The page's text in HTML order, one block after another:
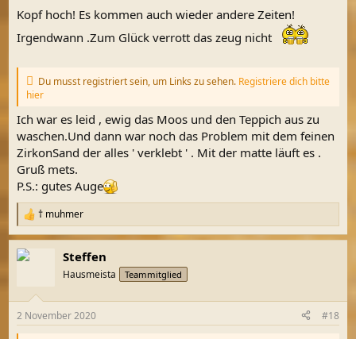
Kopf hoch! Es kommen auch wieder andere Zeiten!
Irgendwann .Zum Glück verrott das zeug nicht
Du musst registriert sein, um Links zu sehen. Registriere dich bitte
hier
Ich war es leid , ewig das Moos und den Teppich aus zu
waschen.Und dann war noch das Problem mit dem feinen
ZirkonSand der alles ' verklebt ' . Mit der matte läuft es .
Gruß mets.
P.S.: gutes Auge
R
e
a
k
e
† muhmer
Steffen
Hausmeista Teammitglied
2 November 2020 #18